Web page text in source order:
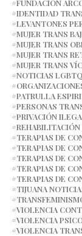
FUNDACIÓN
IDENTIDAD
LEVANTONES
MUJER TRANS
MUJER TRANS
MUJER TRANS
MUJER TRANS
NOTICIAS
PATRULLA
PERSONAS
PRIVACIÓN
TERAPIAS DE
TERAPIAS DE
TERAPIAS DE
TERAPIAS DE
TERAPIAS DE
TIJUANA
VIOLENCIA
VIOLENCIA
VIOLENCIA